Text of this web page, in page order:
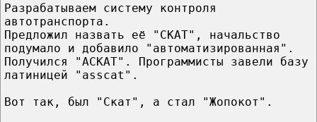
Разрабатываем систему контроля
автотранспорта.
Предложил назвать её "СКАТ", начальство
подумало и добавило "автоматизированная".
Получился "АСКАТ". Программисты завели базу
латиницей "asscat".
Вот так, был "Скат", а стал "Жопокот".